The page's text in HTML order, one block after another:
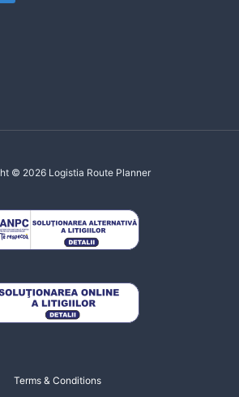
© 2026 Logistia Route Planner
Terms & Conditions